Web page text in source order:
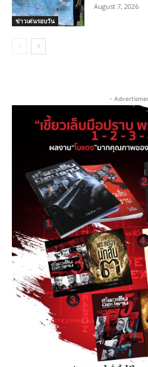
ข่าวเด่นรอบวัน
August 7, 2026
-